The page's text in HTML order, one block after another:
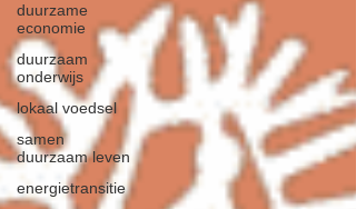
duurzame
economie
duurzaam
onderwijs
lokaal voedsel
samen
duurzaam leven
energietransitie